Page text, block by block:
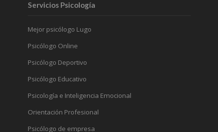
Servicios Psicología
Mejor psicólogo Lugo
Psicólogo Online
Psicólogo Deportivo
Psicólogo Educativo
Psicología e Inteligencia Emocional
Orientación Profesional
Psicólogo de empresa